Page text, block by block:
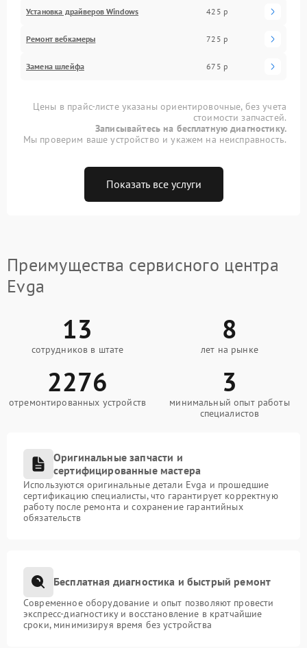
Установка драйверов Windows 425 р
Ремонт вебкамеры 725 р
Замена шлейфа 675 р
Цены в прайс-листе указаны ориентировочные, без учета
стоимости запчастей.
Записывайтесь на бесплатную диагностику.
Мы проверим ваше устройство и укажем на неисправность.
Показать все услуги
Преимущества сервисного центра
Evga
13
сотрудников в штате
8
лет на рынке
2276
отремонтированных устройств
3
минимальный опыт работы
специалистов
Оригинальные запчасти и
сертифицированные мастера
Используются оригинальные детали Evga и прошедшие
сертификацию специалисты, что гарантирует корректную
работу после ремонта и сохранение гарантийных
обязательств
Бесплатная диагностика и быстрый ремонт
Современное оборудование и опыт позволяют провести
экспресс-диагностику и восстановление в кратчайшие
сроки, минимизируя время без устройства